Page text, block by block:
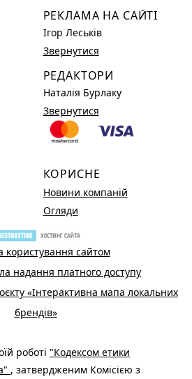
РЕКЛАМА НА САЙТІ
Ігор Леськів
Звернутися
РЕДАКТОРИ
Наталія Бурлаку
Звернутися
КОРИСНЕ
Новини компаній
Огляди
користування сайтом
надання платного доступу
«Інтерактивна мапа локальних
брендів»
роботі "Кодексом етики
, затвердженим Комісією з